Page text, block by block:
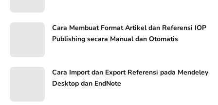
Cara Membuat Format Artikel dan Referensi IOP
Publishing secara Manual dan Otomatis
Cara Import dan Export Referensi pada Mendeley
Desktop dan EndNote